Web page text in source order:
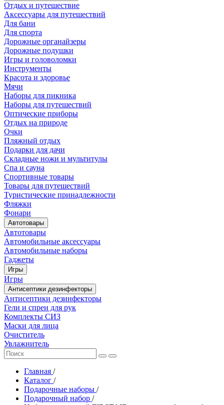
Отдых и путешествие
Аксессуары для путешествий
Для бани
Для спорта
Дорожные органайзеры
Дорожные подушки
Игры и головоломки
Инструменты
Красота и здоровье
Мячи
Наборы для пикника
Наборы для путешествий
Оптические приборы
Отдых на природе
Очки
Пляжный отдых
Подарки для дачи
Складные ножи и мультитулы
Спа и сауна
Спортивные товары
Товары для путешествий
Туристические принадлежности
Фляжки
Фонари
Автотовары
Автотовары
Автомобильные аксессуары
Автомобильные наборы
Гаджеты
Игры
Игры
Антисептики дезинфекторы
Антисептики дезинфекторы
Гели и спреи для рук
Комплекты СИЗ
Маски для лица
Очиститель
Увлажнитель
Главная /
Каталог /
Подарочные наборы /
Подарочный набор /